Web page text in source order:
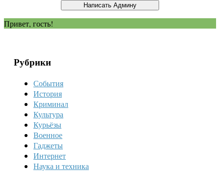
Привет, гость!
Рубрики
События
История
Криминал
Культура
Курьёзы
Военное
Гаджеты
Интернет
Наука и техника